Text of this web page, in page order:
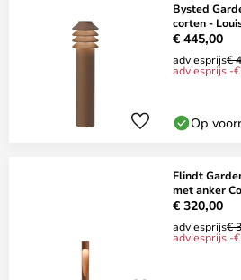
Bysted
corten -
€ 445,00
adviesprijs€
adviesprijs -
Op
Flindt
met anker
€ 320,00
adviesprijs€
adviesprijs -